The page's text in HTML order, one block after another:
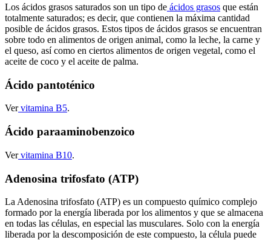
Los ácidos grasos saturados son un tipo de ácidos grasos que están
totalmente saturados; es decir, que contienen la máxima cantidad
posible de ácidos grasos. Estos tipos de ácidos grasos se encuentran
sobre todo en alimentos de origen animal, como la leche, la carne y
el queso, así como en ciertos alimentos de origen vegetal, como el
aceite de coco y el aceite de palma.
Ácido pantoténico
Vervitamina B5.
Ácido paraaminobenzoico
Vervitamina B10.
Adenosina trifosfato (ATP)
La Adenosina trifosfato (ATP) es un compuesto químico complejo
formado por la energía liberada por los alimentos y que se almacena
en todas las células, en especial las musculares. Solo con la energía
liberada por la descomposición de este compuesto, la célula puede